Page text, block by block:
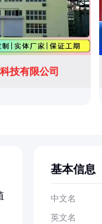
技有限公司
基本信息
中文名
英文名